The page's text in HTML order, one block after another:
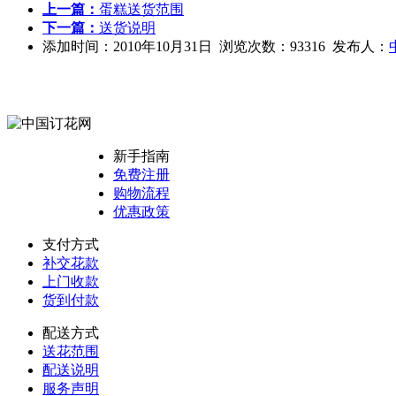
上一篇： 蛋糕送货范围
下一篇： 送货说明
添加时间：2010年10月31日 浏览次数：93316 发布人：
新手指南
免费注册
购物流程
优惠政策
支付方式
补交花款
上门收款
货到付款
配送方式
送花范围
配送说明
服务声明